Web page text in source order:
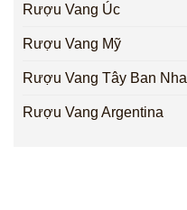
Rượu Vang Úc
Rượu Vang Mỹ
Rượu Vang Tây Ban Nha
Rượu Vang Argentina